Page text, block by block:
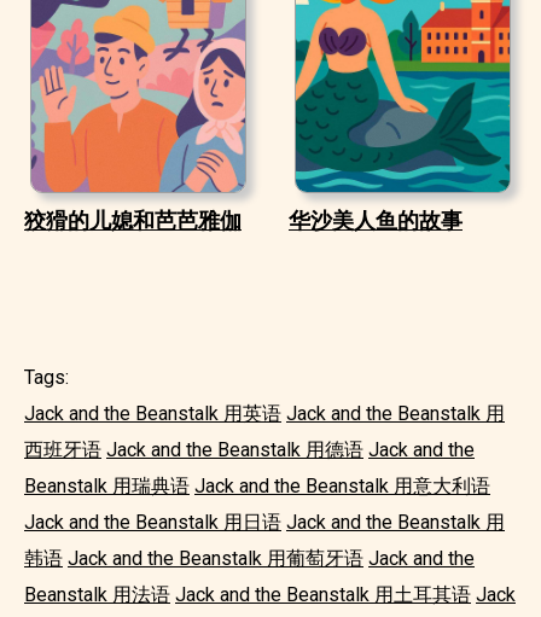
狡猾的儿媳和芭芭雅伽 华沙美人鱼的故事
Tags:
Jack and the Beanstalk 用英语 Jack and the Beanstalk 用
西班牙语 Jack and the Beanstalk 用德语 Jack and the
Beanstalk 用瑞典语 Jack and the Beanstalk 用意大利语
Jack and the Beanstalk 用日语 Jack and the Beanstalk 用
韩语 Jack and the Beanstalk 用葡萄牙语 Jack and the
Beanstalk 用法语 Jack and the Beanstalk 用土耳其语 Jack